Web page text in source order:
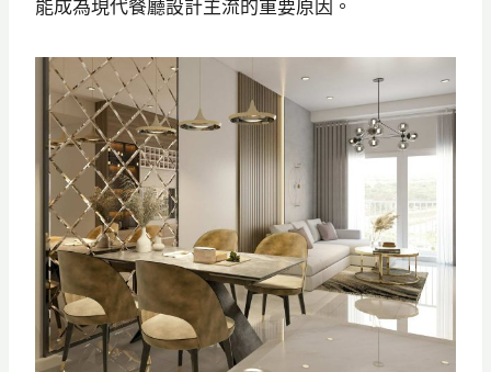
能成為現代餐廳設計主流的重要原因。